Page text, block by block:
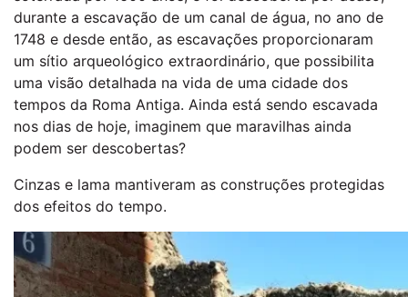
durante a escavação de um canal de água, no ano de
1748 e desde então, as escavações proporcionaram
um sítio arqueológico extraordinário, que possibilita
uma visão detalhada na vida de uma cidade dos
tempos da Roma Antiga. Ainda está sendo escavada
nos dias de hoje, imaginem que maravilhas ainda
podem ser descobertas?
Cinzas e lama mantiveram as construções protegidas
dos efeitos do tempo.